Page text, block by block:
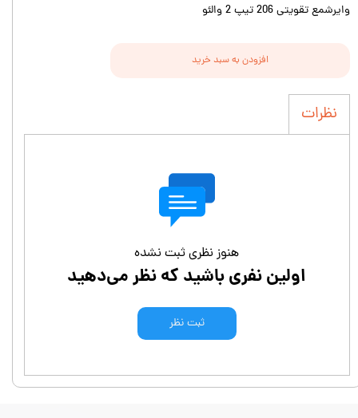
وایرشمع تقویتی 206 تیپ 2 والئو
افزودن به سبد خرید
نظرات
هنوز نظری ثبت نشده
اولین نفری باشید که نظر می‌دهید
ثبت نظر